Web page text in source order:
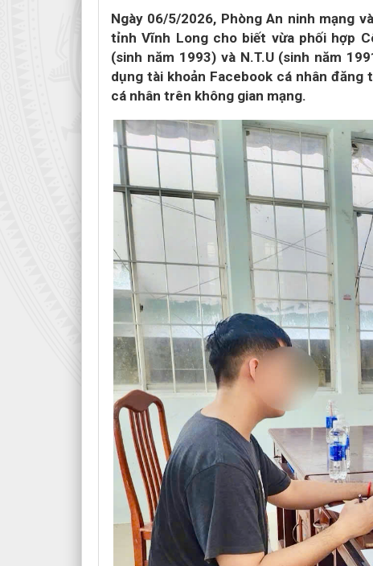
Ngày 06/5/2026, Phòng An ninh mạng
tỉnh Vĩnh Long cho biết vừa phối hợp
(sinh năm 1993) và N.T.U (sinh năm
dụng tài khoản Facebook cá nhân
cá nhân trên không gian mạng.